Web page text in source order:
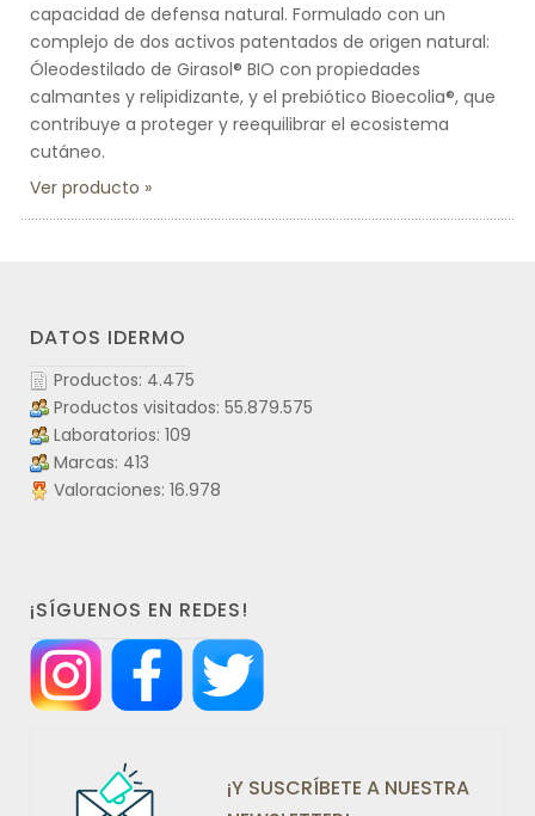
capacidad de defensa natural. Formulado con un
complejo de dos activos patentados de origen natural:
Óleodestilado de Girasol® BIO con propiedades
calmantes y relipidizante, y el prebiótico Bioecolia®, que
contribuye a proteger y reequilibrar el ecosistema
cutáneo.
Ver producto
DATOS IDERMO
Productos: 4.475
Productos visitados: 55.879.575
Laboratorios: 109
Marcas: 413
Valoraciones: 16.978
¡SÍGUENOS EN REDES!
¡Y SUSCRÍBETE A NUESTRA